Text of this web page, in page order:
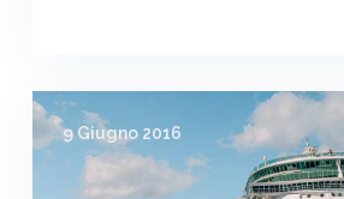
9 Giugno 2016